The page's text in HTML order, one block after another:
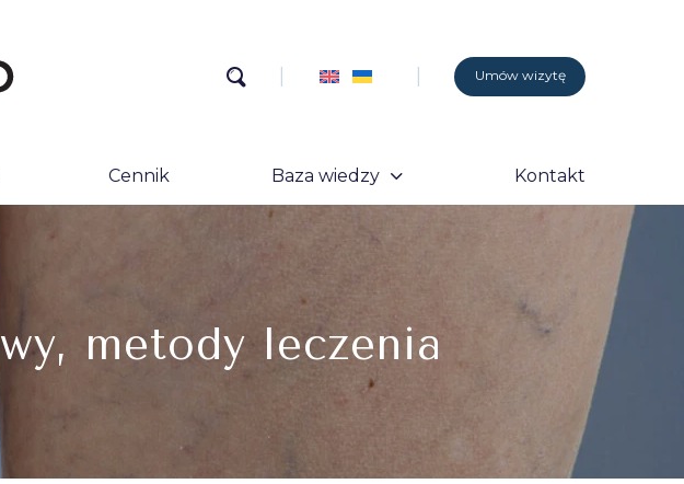
Umów wizytę
Cennik Baza wiedzy Kontakt
metody leczenia